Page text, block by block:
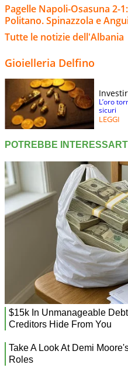
Pagelle Napoli-Osasuna 2-
Politano. Spinazzola e
Tutte le notizie dell'Albania
Gioielleria Delfino
L’oro
sicuri
LEGGI